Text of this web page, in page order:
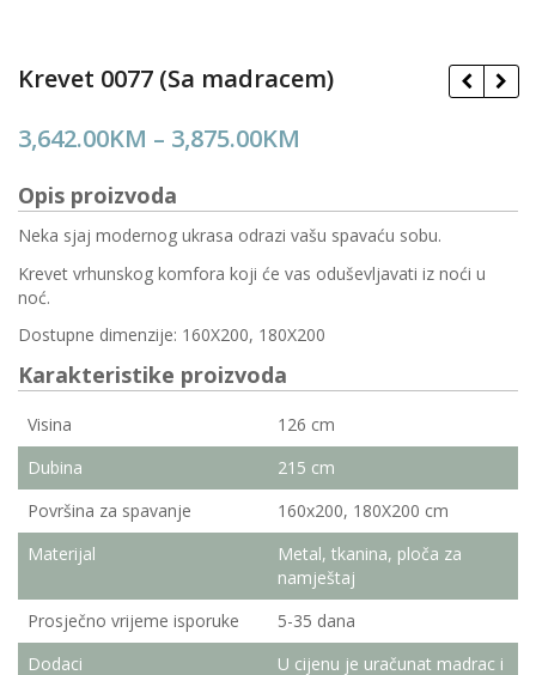
Krevet 0077 (Sa madracem)
3,642.00KM – 3,875.00KM
3,642.00KM
through
3,875.00KM
Opis proizvoda
Neka sjaj modernog ukrasa odrazi vašu spavaću sobu.
Krevet vrhunskog komfora koji će vas oduševljavati iz noći u
noć.
Dostupne dimenzije: 160X200, 180X200
Karakteristike proizvoda
Visina
126 cm
Dubina
215 cm
Površina za spavanje
160x200, 180X200 cm
Materijal
Metal, tkanina, ploča za
namještaj
Prosječno vrijeme isporuke
5-35 dana
Dodaci
U cijenu je uračunat madrac i